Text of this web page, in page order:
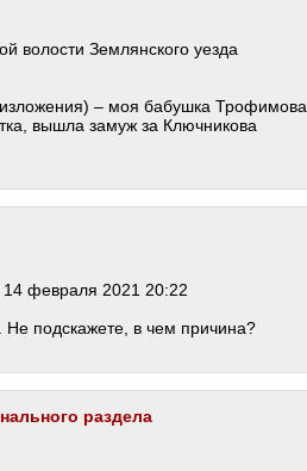
волости Землянского уезда
– моя бабушка Трофимова
вышла замуж за Ключникова
14 февраля 2021 20:22
Не подскажете, в чем причина?
раздела